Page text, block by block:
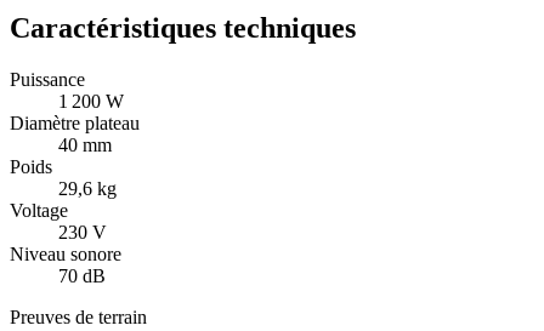
Caractéristiques techniques
Puissance
1 200 W
Diamètre plateau
40 mm
Poids
29,6 kg
Voltage
230 V
Niveau sonore
70 dB
Preuves de terrain